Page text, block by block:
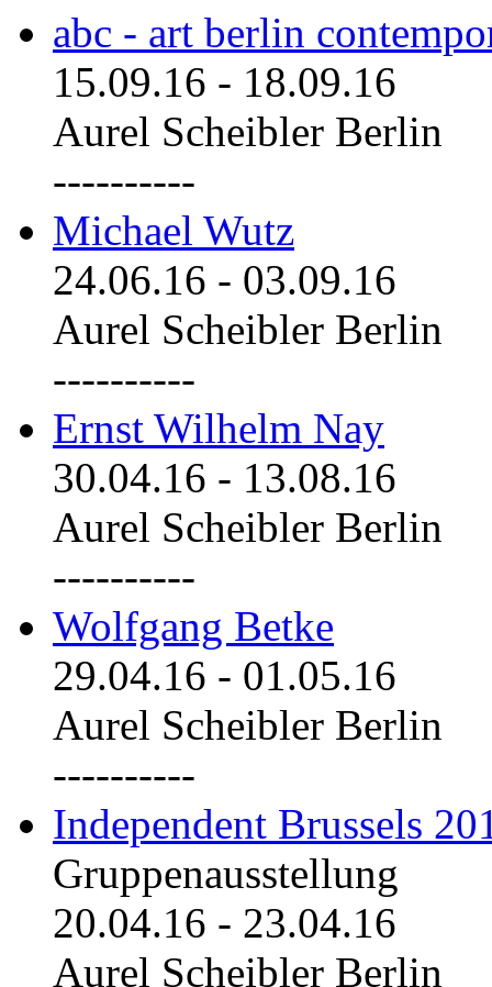
abc - art berlin
15.09.16 - 18.09.16
Aurel Scheibler Berlin
----------
Michael Wutz
24.06.16 - 03.09.16
Aurel Scheibler Berlin
----------
Ernst Wilhelm Nay
30.04.16 - 13.08.16
Aurel Scheibler Berlin
----------
Wolfgang Betke
29.04.16 - 01.05.16
Aurel Scheibler Berlin
----------
Independent Brussels
Gruppenausstellung
20.04.16 - 23.04.16
Aurel Scheibler Berlin